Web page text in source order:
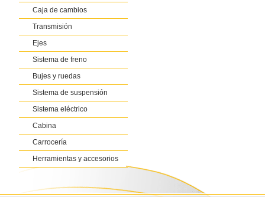
Caja de cambios
Transmisión
Ejes
Sistema de freno
Bujes y ruedas
Sistema de suspensión
Sistema eléctrico
Cabina
Carrocería
Herramientas y accesorios